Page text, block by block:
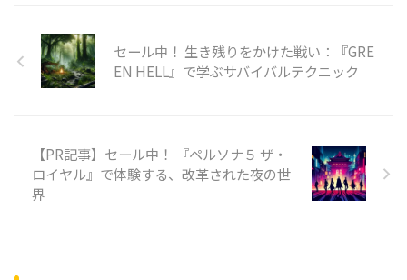
セール中！ 生き残りをかけた戦い：『GRE
EN HELL』で学ぶサバイバルテクニック
【PR記事】セール中！ 『ペルソナ５ ザ・
ロイヤル』で体験する、改革された夜の世
界